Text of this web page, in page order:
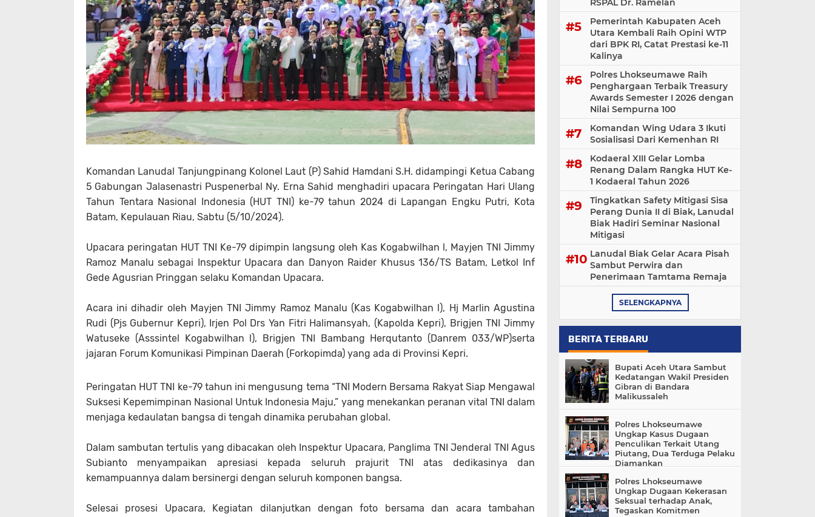
Komandan Lanudal Tanjungpinang Kolonel Laut (P) Sahid Hamdani S.H. didampingi Ketua Cabang
5 Gabungan Jalasenastri Puspenerbal Ny. Erna Sahid menghadiri upacara Peringatan Hari Ulang
Tahun Tentara Nasional Indonesia (HUT TNI) ke-79 tahun 2024 di Lapangan Engku Putri, Kota
Batam, Kepulauan Riau, Sabtu (5/10/2024).
Upacara peringatan HUT TNI Ke-79 dipimpin langsung oleh Kas Kogabwilhan l, Mayjen TNI Jimmy
Ramoz Manalu sebagai Inspektur Upacara dan Danyon Raider Khusus 136/TS Batam, Letkol Inf
Gede Agusrian Pringgan selaku Komandan Upacara.
Acara ini dihadir oleh Mayjen TNI Jimmy Ramoz Manalu (Kas Kogabwilhan l), Hj Marlin Agustina
Rudi (Pjs Gubernur Kepri), Irjen Pol Drs Yan Fitri Halimansyah, (Kapolda Kepri), Brigjen TNI Jimmy
Watuseke (Asssintel Kogabwilhan l), Brigjen TNI Bambang Herqutanto (Danrem 033/WP)serta
jajaran Forum Komunikasi Pimpinan Daerah (Forkopimda) yang ada di Provinsi Kepri.
Peringatan HUT TNI ke-79 tahun ini mengusung tema “TNI Modern Bersama Rakyat Siap Mengawal
Suksesi Kepemimpinan Nasional Untuk Indonesia Maju,” yang menekankan peranan vital TNI dalam
menjaga kedaulatan bangsa di tengah dinamika perubahan global.
Dalam sambutan tertulis yang dibacakan oleh Inspektur Upacara, Panglima TNI Jenderal TNI Agus
Subianto menyampaikan apresiasi kepada seluruh prajurit TNI atas dedikasinya dan
kemampuannya dalam bersinergi dengan seluruh komponen bangsa.
Selesai prosesi Upacara, Kegiatan dilanjutkan dengan foto bersama dan acara tambahan
RSPAL Dr. Ramelan
Pemerintah Kabupaten Aceh
Utara Kembali Raih Opini WTP
dari BPK RI, Catat Prestasi ke-11
Kalinya
Polres Lhokseumawe Raih
Penghargaan Terbaik Treasury
Awards Semester I 2026 dengan
Nilai Sempurna 100
Komandan Wing Udara 3 Ikuti
Sosialisasi ‎Dari Kemenhan RI
Kodaeral XIII Gelar Lomba
Renang Dalam Rangka HUT Ke-
1 Kodaeral Tahun 2026
Tingkatkan Safety Mitigasi Sisa
Perang Dunia II di Biak, Lanudal
Biak Hadiri Seminar Nasional
Mitigasi
Lanudal Biak Gelar Acara Pisah
Sambut Perwira dan
Penerimaan Tamtama Remaja
SELENGKAPNYA
BERITA TERBARU
Bupati Aceh Utara Sambut
Kedatangan Wakil Presiden
Gibran di Bandara
Malikussaleh
Polres Lhokseumawe
Ungkap Kasus Dugaan
Penculikan Terkait Utang
Piutang, Dua Terduga Pelaku
Diamankan
Polres Lhokseumawe
Ungkap Dugaan Kekerasan
Seksual terhadap Anak,
Tegaskan Komitmen